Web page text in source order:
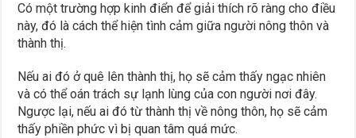
Có một trường hợp kinh điển để giải thích rõ ràng cho điều
này, đó là cách thể hiện tình cảm giữa người nông thôn và
thành thị.
Nếu ai đó ở quê lên thành thị, họ sẽ cảm thấy ngạc nhiên
và có thể oán trách sự lạnh lùng của con người nơi đây.
Ngược lại, nếu ai đó từ thành thị về nông thôn, họ sẽ cảm
thấy phiền phức vì bị quan tâm quá mức.